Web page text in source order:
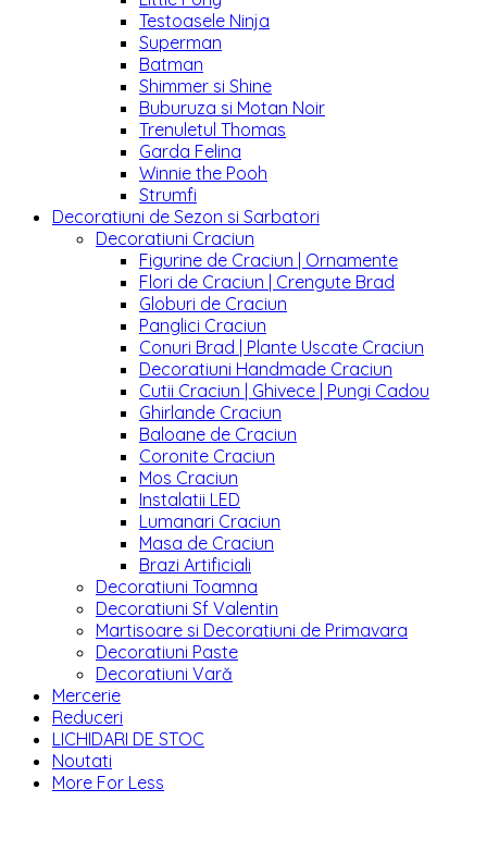
Testoasele Ninja
Superman
Batman
Shimmer si Shine
Buburuza si Motan Noir
Trenuletul Thomas
Garda Felina
Winnie the Pooh
Strumfi
Decoratiuni de Sezon si Sarbatori
Decoratiuni Craciun
Figurine de Craciun | Ornamente
Flori de Craciun | Crengute Brad
Globuri de Craciun
Panglici Craciun
Conuri Brad | Plante Uscate Craciun
Decoratiuni Handmade Craciun
Cutii Craciun | Ghivece | Pungi Cadou
Ghirlande Craciun
Baloane de Craciun
Coronite Craciun
Mos Craciun
Instalatii LED
Lumanari Craciun
Masa de Craciun
Brazi Artificiali
Decoratiuni Toamna
Decoratiuni Sf Valentin
Martisoare si Decoratiuni de Primavara
Decoratiuni Paste
Decoratiuni Vară
Mercerie
Reduceri
LICHIDARI DE STOC
Noutati
More For Less